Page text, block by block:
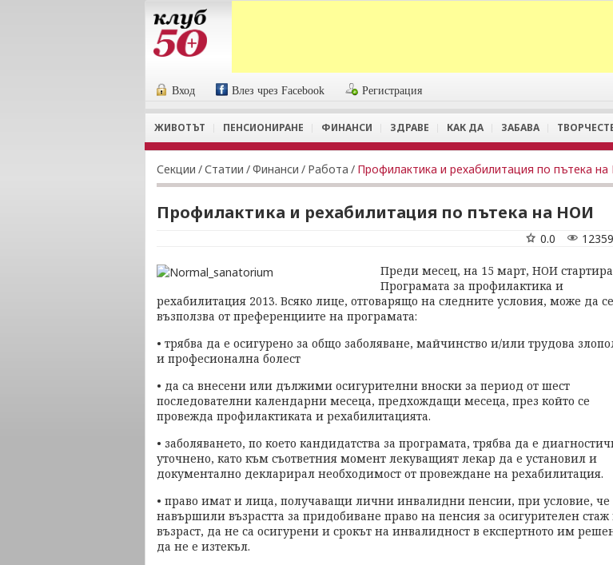
Вход Влез чрез Facebook Регистрация
ЖИВОТЪТ ПЕНСИОНИРАНЕ ФИНАНСИ ЗДРАВЕ КАК ДА ЗАБАВА
Секции /Статии /Финанси / Работа / Профилактика и рехабилитация по пътека
Профилактика и рехабилитация по пътека на НОИ
12359
0.0
Преди месец, на 15 март, НОИ стартира
Програмата за профилактика и
рехабилитация 2013. Всяко лице, отговарящо на следните условия, може да се
възползва от преференциите на програмата:
• трябва да е осигурено за общо заболяване, майчинство и/или трудова
и професионална болест
• да са внесени или дължими осигурителни вноски за период от шест
последователни календарни месеца, предхождащи месеца, през който се
провежда профилактиката и рехабилитацията.
• заболяването, по което кандидатства за програмата, трябва да е
уточнено, като към съответния момент лекуващият лекар да е установил и
документално декларирал необходимост от провеждане на рехабилитация.
• право имат и лица, получаващи лични инвалидни пенсии, при условие, че
навършили възрастта за придобиване право на пенсия за осигурителен стаж
възраст, да не са осигурени и срокът на инвалидност в експертното им
да не е изтекъл.